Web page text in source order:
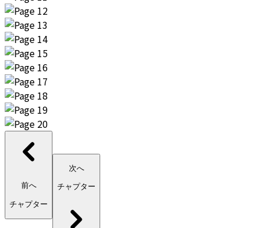
前へ
チャプター
次へ
チャプター